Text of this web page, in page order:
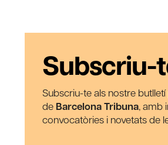
Subscriu-
Subscriu-te als nostre
de Barcelona Tribuna, amb
convocatòries i novetats de